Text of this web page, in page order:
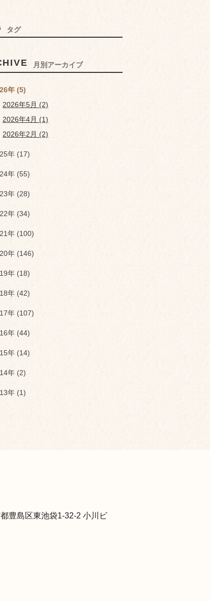
タグ
月別アーカイブ
年 (5)
2026年5月 (2)
2026年4月 (1)
2026年2月 (2)
年 (17)
年 (55)
年 (28)
年 (34)
年 (100)
年 (146)
年 (18)
年 (42)
年 (107)
年 (44)
年 (14)
年 (2)
年 (1)
豊島区東池袋1-32-2 小川ビ